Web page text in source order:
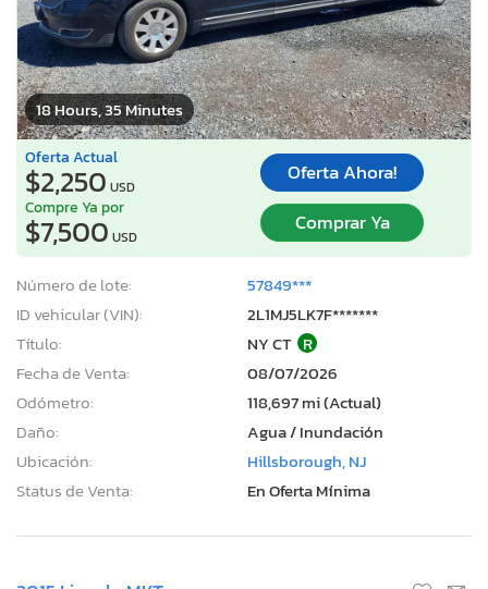
18 Hours, 35 Minutes
Oferta Actual
$2,250 USD
Oferta Ahora!
Compre Ya por
$7,500 USD
Comprar Ya
Número de lote:
57849***
ID vehicular (VIN):
2L1MJ5LK7F*******
Título:
NY CT R
Fecha de Venta:
08/07/2026
Odómetro:
118,697 mi (Actual)
Daño:
Agua / Inundación
Ubicación:
Hillsborough, NJ
Status de Venta:
En Oferta Mínima